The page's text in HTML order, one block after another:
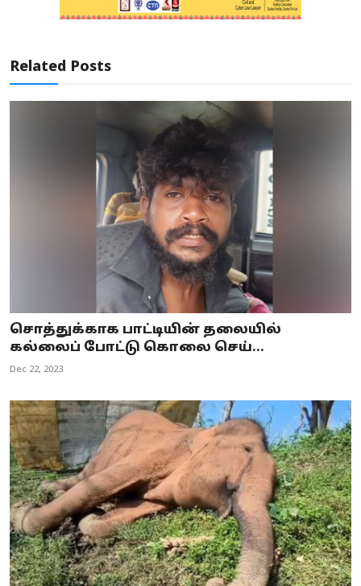
Related Posts
சொத்துக்காக பாட்டியின் தலையில்
கல்லைப் போட்டு கொலை செய்...
Dec 22, 2023